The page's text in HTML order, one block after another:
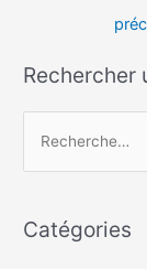
Rechercher
e
h
Catégories